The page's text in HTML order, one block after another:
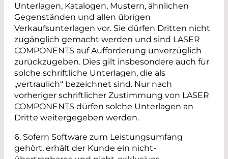
Unterlagen, Katalogen, Mustern, ähnlichen
Gegenständen und allen übrigen
Verkaufsunterlagen vor. Sie dürfen Dritten nicht
zugänglich gemacht werden und sind LASER
COMPONENTS auf Aufforderung unverzüglich
zurückzugeben. Dies gilt insbesondere auch für
solche schriftliche Unterlagen, die als
„vertraulich“ bezeichnet sind. Nur nach
vorheriger schriftlicher Zustimmung von LASER
COMPONENTS dürfen solche Unterlagen an
Dritte weitergegeben werden.
6. Sofern Software zum Leistungsumfang
gehört, erhält der Kunde ein nicht-